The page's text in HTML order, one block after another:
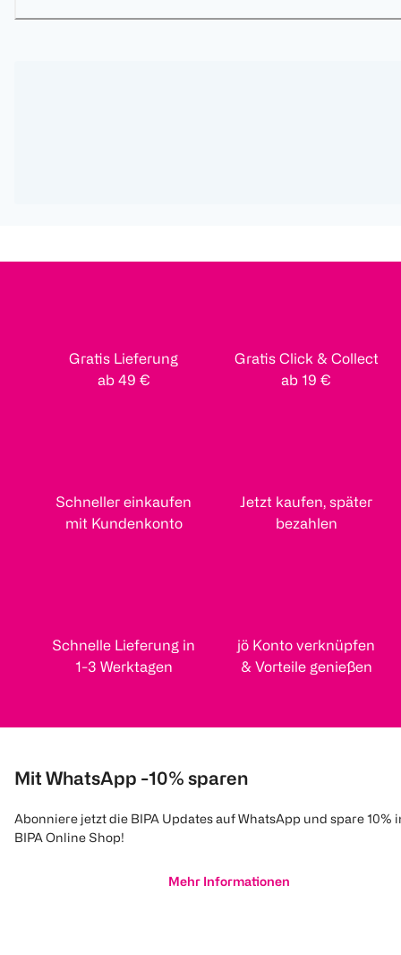
Gratis Lieferung
ab 49 €
Gratis Click & Collect
ab 19 €
Schneller einkaufen
mit Kundenkonto
Jetzt kaufen, später
bezahlen
Schnelle Lieferung in
1-3 Werktagen
jö Konto verknüpfen
& Vorteile genießen
Mit WhatsApp -10% sparen
Abonniere jetzt die BIPA Updates auf WhatsApp und spare 10%
BIPA Online Shop!
Mehr Informationen